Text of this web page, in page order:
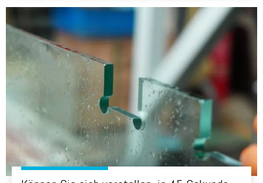
MEMS Manufacturing Research Institute, das sich auf Wafer
Semiconductor Cut-Forschung spezialisiert hat